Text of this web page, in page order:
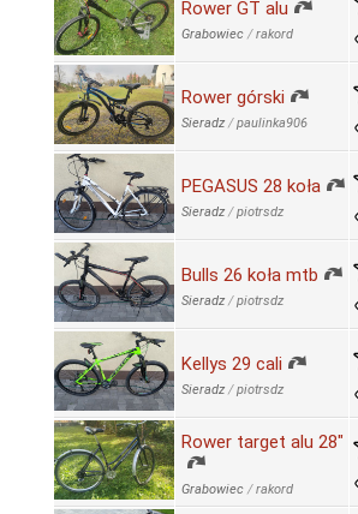
Rower GT alu
Grabowiec /rakord
Rower górski
Sieradz /paulinka906
PEGASUS 28 koła
Sieradz /piotrsdz
Bulls 26 koła mtb
Sieradz /piotrsdz
Kellys 29 cali
Sieradz /piotrsdz
Rower target alu 28"
Grabowiec /rakord